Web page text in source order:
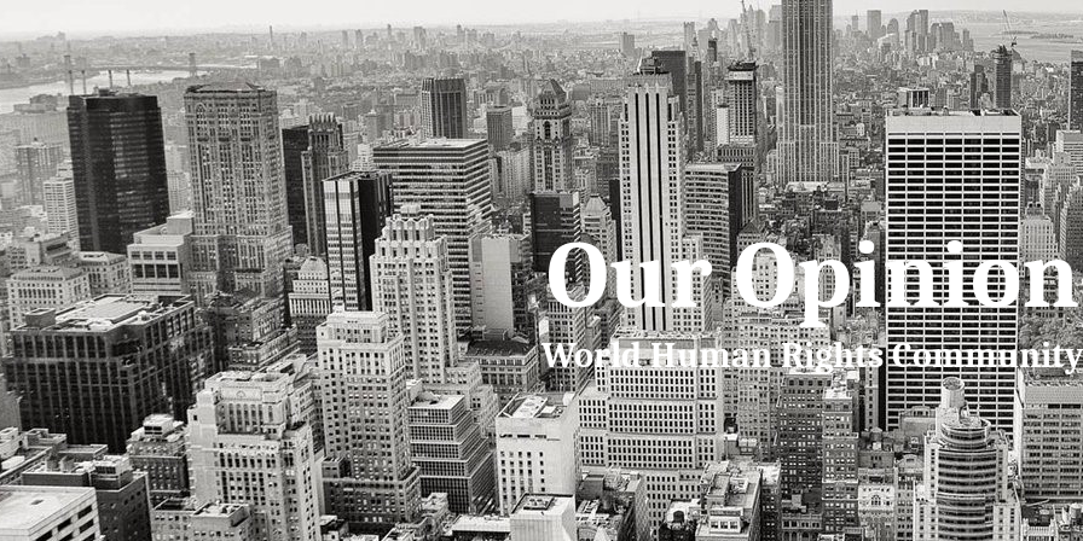
Our Opinion
World Human Rights Community